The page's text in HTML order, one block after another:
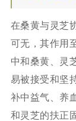
在桑黄与灵芝
可无，其作用
中和桑黄、灵
易被接受和坚
补中益气、养
和灵芝的扶正